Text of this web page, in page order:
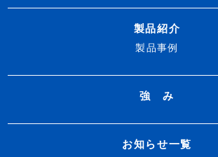
製品紹介
製品事例
強 み
お知らせ一覧